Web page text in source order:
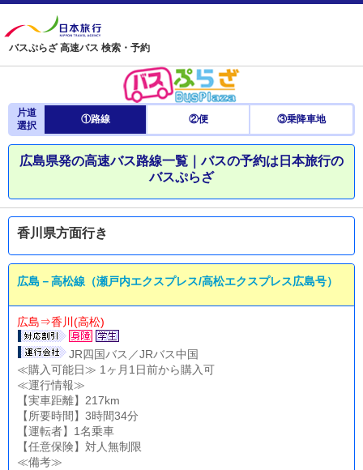
バスぷらざ 高速バス 検索・予約
片道
選択
①路線 ②便 ③乗降車地
広島県発の高速バス路線一覧｜バスの予約は日本旅行の
バスぷらざ
香川県方面行き
広島－高松線（瀬戸内エクスプレス/高松エクスプレス広島号）
広島⇒香川(高松)
JR四国バス／JRバス中国
≪購入可能日≫ 1ヶ月1日前から購入可
≪運行情報≫
【実車距離】217km
【所要時間】3時間34分
【運転者】1名乗車
【任意保険】対人無制限
≪備考≫